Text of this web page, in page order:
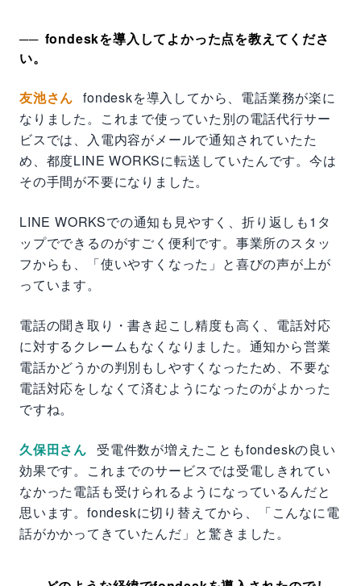
fondeskを導入してよかった点を教えてくださ
い。
友池さん fondeskを導入してから、電話業務が楽に
なりました。これまで使っていた別の電話代行サー
ビスでは、入電内容がメールで通知されていたた
め、都度LINE WORKSに転送していたんです。今は
その手間が不要になりました。
LINE WORKSでの通知も見やすく、折り返しも1タ
ップでできるのがすごく便利です。事業所のスタッ
フからも、「使いやすくなった」と喜びの声が上が
っています。
電話の聞き取り・書き起こし精度も高く、電話対応
に対するクレームもなくなりました。通知から営業
電話かどうかの判別もしやすくなったため、不要な
電話対応をしなくて済むようになったのがよかった
ですね。
久保田さん
受電件数が増えたこともfondeskの良い
効果です。これまでのサービスでは受電しきれてい
なかった電話も受けられるようになっているんだと
思います。fondeskに切り替えてから、「こんなに電
話がかかってきていたんだ」と驚きました。